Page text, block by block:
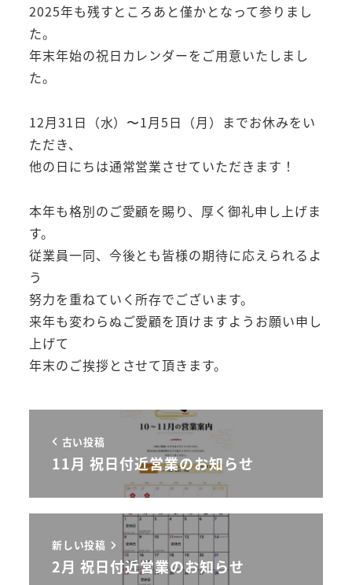
2025年も残すところあと僅かとなって参りまし
た。
年末年始の祝日カレンダーをご用意いたしまし
た。
12月31日（水）〜1月5日（月）までお休みをい
ただき、
他の日にちは通常営業させていただきます！
本年も格別のご愛顧を賜り、厚く御礼申し上げま
す。
従業員一同、今後とも皆様の期待に応えられるよ
う
努力を重ねていく所存でございます。
来年も変わらぬご愛顧を頂けますようお願い申し
上げて
年末のご挨拶とさせて頂きます。
古い投稿
11月 祝日付近営業のお知らせ
新しい投稿
2月 祝日付近営業のお知らせ